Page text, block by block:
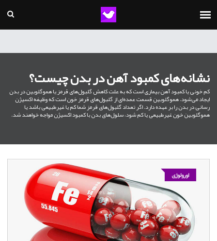
نشانه‌های کمبود آهن در بدن چیست؟
کم خونی یا کمبود آهن بیماری است که به علت کاهش گلبول‌های قرمز یا هموگلوبین در بدن
ایجاد می‌شود. هموگلوبین قسمت عمده‌ای از گلبول‌های قرمز خون است که وظیفه اکسیژن
رسانی در بدن را بر عهده دارد. اگر تعداد گلبول‌های قرمز شما کم یا غیرطبیعی باشد یا
هموگلوبین خون غیرطبیعی یا کم شود، سلول‌های بدن با کمبود اکسیژن مواجه خواهند شد.
اورولوژی